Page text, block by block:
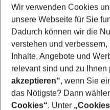
Select your date range
11/08/26–09/08/27
Who will travel
2 adults No children
Show
Wir verwenden Cookies
unsere Webseite für Sie
Dadurch können wir die
verstehen und
Inhalte, Angebote und
relevant sind und zu
akzeptieren“, wenn Sie
das Nötigste? Dann
Cookies“. Unter